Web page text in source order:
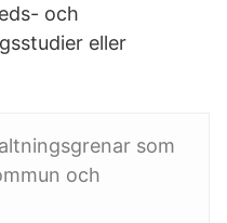
och
eller
som
och